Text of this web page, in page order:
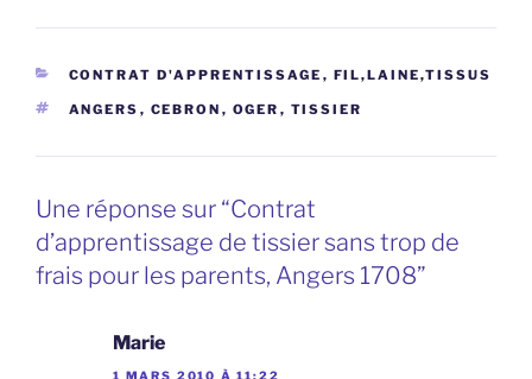
CATÉGORIES
CONTRAT D'APPRENTISSAGE , FIL,LAINE,TISSUS
ÉTIQUETTES
ANGERS , CEBRON , OGER , TISSIER
Une réponse sur “Contrat
d’apprentissage de tissier sans trop de
frais pour les parents, Angers 1708”
Marie
1 MARS 2010 À 11:22